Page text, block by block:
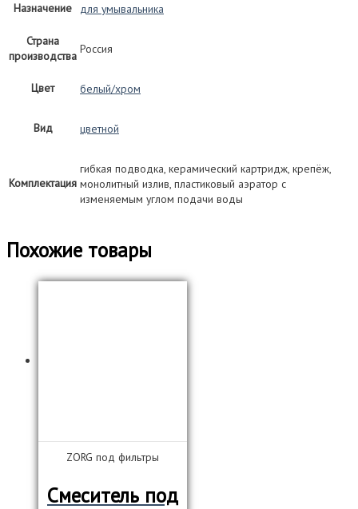
Назначение для умывальника
Страна
производства
Россия
Цвет белый/хром
Вид цветной
Комплектация
гибкая подводка, керамический картридж, крепёж,
монолитный излив, пластиковый аэратор с
изменяемым углом подачи воды
Похожие товары
ZORG под фильтры
Смеситель под